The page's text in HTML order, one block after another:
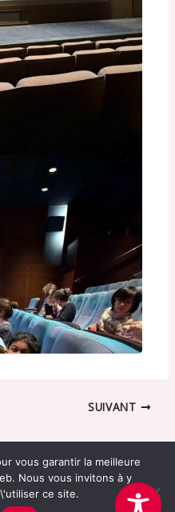
SUIVANT
-mentions légales
vous garantir la meilleure
Nous vous invitons à y
ce site.